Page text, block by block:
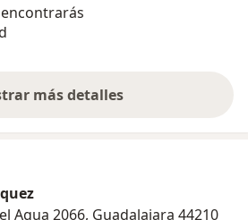
más detalles
sobre la experiencia
Agua 2066, Guadalajara 44210